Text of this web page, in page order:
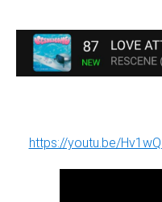
https://youtu.be/